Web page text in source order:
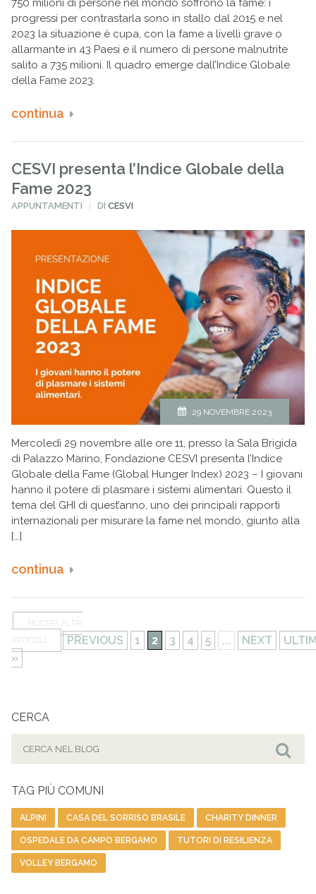
750 milioni di persone nel mondo soffrono la fame: i
progressi per contrastarla sono in stallo dal 2015 e nel
2023 la situazione è cupa, con la fame a livelli grave o
allarmante in 43 Paesi e il numero di persone malnutrite
salito a 735 milioni. Il quadro emerge dall’Indice Globale
della Fame 2023.
continua
CESVI presenta l’Indice Globale della
Fame 2023
PUBBLICATO
APPUNTAMENTI DICESVI
29 NOVEMBRE 2023
Mercoledì 29 novembre alle ore 11, presso la Sala Brigida
di Palazzo Marino, Fondazione CESVI presenta l’Indice
Globale della Fame (Global Hunger Index) 2023 – I giovani
hanno il potere di plasmare i sistemi alimentari. Questo il
tema del GHI di quest’anno, uno dei principali rapporti
internazionali per misurare la fame nel mondo, giunto alla
[…]
continua
MOSTRA ALTRI
ARTICOLI
PREVIOUS 1 2 3 4 5 ... NEXT
»
CERCA
TAG PIÙ COMUNI
ALPINI CASA DEL SORRISO BRASILE CHARITY DINNER
OSPEDALE DA CAMPO BERGAMO TUTORI DI RESILIENZA
VOLLEY BERGAMO